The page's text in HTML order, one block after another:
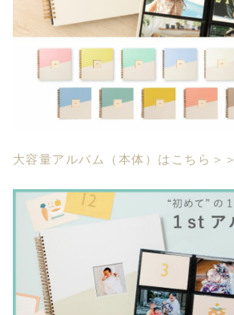
大容量アルバム（本体）はこちら＞＞